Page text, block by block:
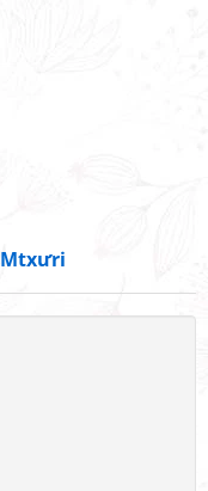
Mtxưri